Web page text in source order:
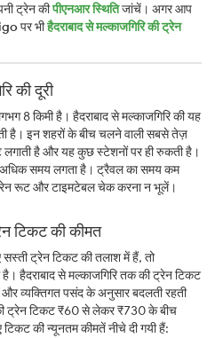
ट्रेन कीपीएनआर स्थितिजांचें। अगर आप
पर भीहैदराबाद से मल्काजगिरि की ट्रेन
की दूरी
8 किमी है। हैदराबाद से मल्काजगिरि की यह
है। इन शहरों के बीच चलने वाली सबसे तेज़
है और यह कुछ स्टेशनों पर ही रुकती है।
समय लगता है। ट्रैवल का समय कम
रूट और टाइमटेबल चेक करना न भूलें।
टिकट की कीमत
ट्रेन टिकट की तलाश में हैं, तो
हैदराबाद से मल्काजगिरि तक की ट्रेन टिकट
और व्यक्तिगत पसंद के अनुसार बदलती रहती
की ट्रेन टिकट ₹60 से लेकर ₹730 के बीच
की न्यूनतम कीमतें नीचे दी गयी हैं: